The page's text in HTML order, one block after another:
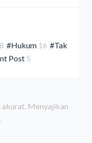
#Hukum 16 #Tak
Post 5
Menyajikan